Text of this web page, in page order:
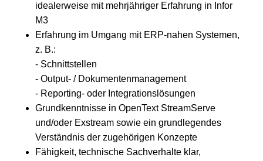
idealerweise mit mehrjähriger Erfahrung in Infor
M3
Erfahrung im Umgang mit ERP-nahen Systemen,
z. B.:
- Schnittstellen
- Output- / Dokumentenmanagement
- Reporting- oder Integrationslösungen
Grundkenntnisse in OpenText StreamServe
und/oder Exstream sowie ein grundlegendes
Verständnis der zugehörigen Konzepte
Fähigkeit, technische Sachverhalte klar,